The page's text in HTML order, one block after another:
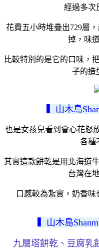
經過多次
花費五小時堆疊出729層
掉，味
比較特別的是它的口味，
子的造
▍山木島
也是女孩兒看到會心花怒
各種
其實這款餅乾是用北海道
台灣在
口感較為紮實，奶香
▍山木島
九層塔餅乾、豆腐乳